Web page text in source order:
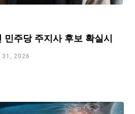
주당 주지사 후보 확실시
31, 2026